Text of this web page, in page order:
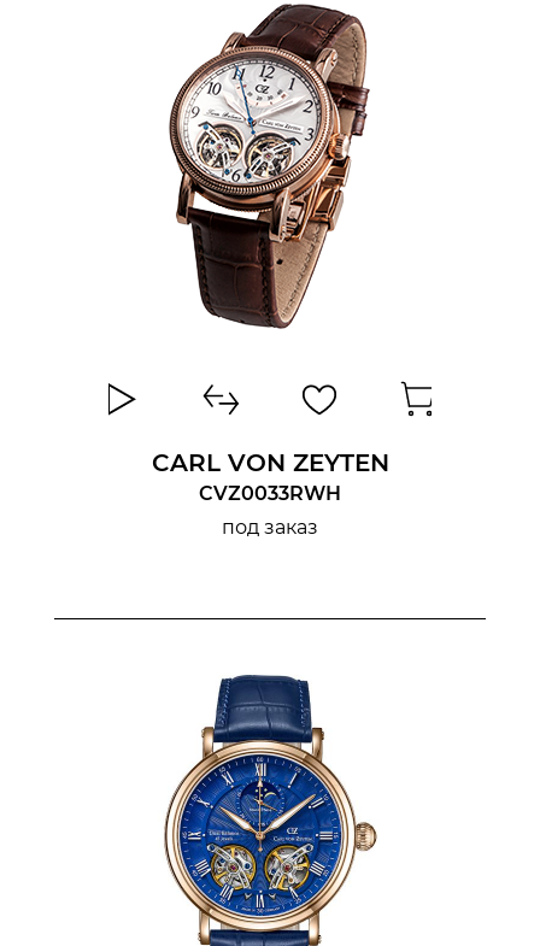
CARL VON ZEYTEN
CVZ0033RWH
под заказ